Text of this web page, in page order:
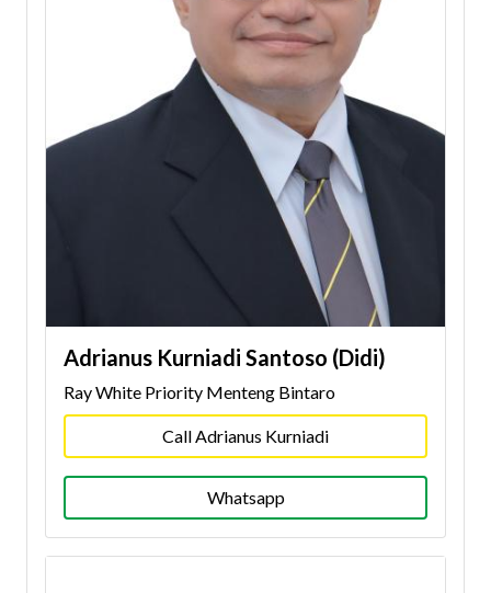
Adrianus Kurniadi Santoso (Didi)
Ray White Priority Menteng Bintaro
Call Adrianus Kurniadi
Whatsapp